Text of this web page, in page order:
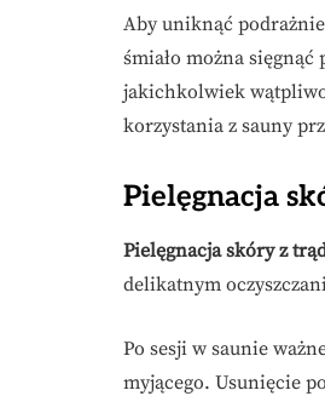
Aby uniknąć
śmiało można
jakichkolwiek
korzystania z sauny
Pielęgnacja
Pielęgnacja skóry z
delikatnym
Po sesji w saunie
myjącego. Usunięcie